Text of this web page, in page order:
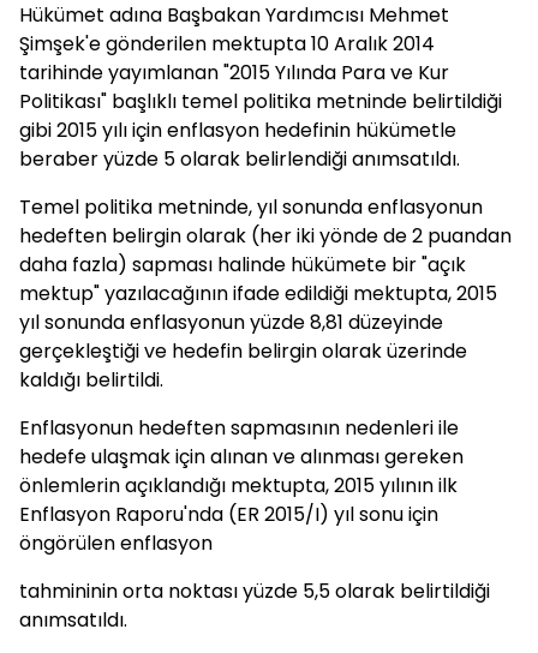
Hükümet adına Başbakan Yardımcısı Mehmet
Şimşek'e gönderilen mektupta 10 Aralık 2014
tarihinde yayımlanan "2015 Yılında Para ve Kur
Politikası" başlıklı temel politika metninde belirtildiği
gibi 2015 yılı için enflasyon hedefinin hükümetle
beraber yüzde 5 olarak belirlendiği anımsatıldı.
Temel politika metninde, yıl sonunda enflasyonun
hedeften belirgin olarak (her iki yönde de 2 puandan
daha fazla) sapması halinde hükümete bir "açık
mektup" yazılacağının ifade edildiği mektupta, 2015
yıl sonunda enflasyonun yüzde 8,81 düzeyinde
gerçekleştiği ve hedefin belirgin olarak üzerinde
kaldığı belirtildi.
Enflasyonun hedeften sapmasının nedenleri ile
hedefe ulaşmak için alınan ve alınması gereken
önlemlerin açıklandığı mektupta, 2015 yılının ilk
Enflasyon Raporu'nda (ER 2015/I) yıl sonu için
öngörülen enflasyon
tahmininin orta noktası yüzde 5,5 olarak belirtildiği
anımsatıldı.